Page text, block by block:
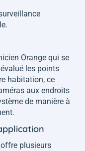
Orange qui se
les points
habitation, ce
aux endroits
de manière à
plusieurs